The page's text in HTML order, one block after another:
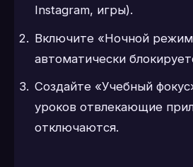
Instagram, игры).
Включите «Ночной
автоматически
Создайте «Учебный
уроков отвлекающие
отключаются.